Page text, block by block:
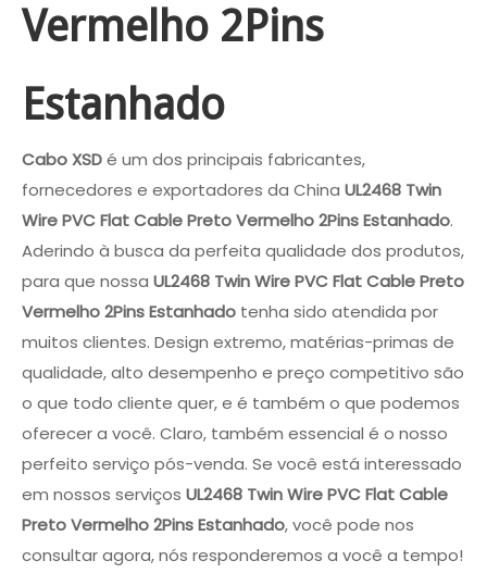
Vermelho 2Pins
Estanhado
Cabo XSDé um dos principais fabricantes,
fornecedores e exportadores da China UL2468 Twin
Wire PVC Flat Cable Preto Vermelho 2Pins Estanhado.
Aderindo à busca da perfeita qualidade dos produtos,
para que nossa UL2468 Twin Wire PVC Flat Cable Preto
Vermelho 2Pins Estanhado tenha sido atendida por
muitos clientes. Design extremo, matérias-primas de
qualidade, alto desempenho e preço competitivo são
o que todo cliente quer, e é também o que podemos
oferecer a você. Claro, também essencial é o nosso
perfeito serviço pós-venda. Se você está interessado
em nossos serviços UL2468 Twin Wire PVC Flat Cable
Preto Vermelho 2Pins Estanhado, você pode nos
consultar agora, nós responderemos a você a tempo!